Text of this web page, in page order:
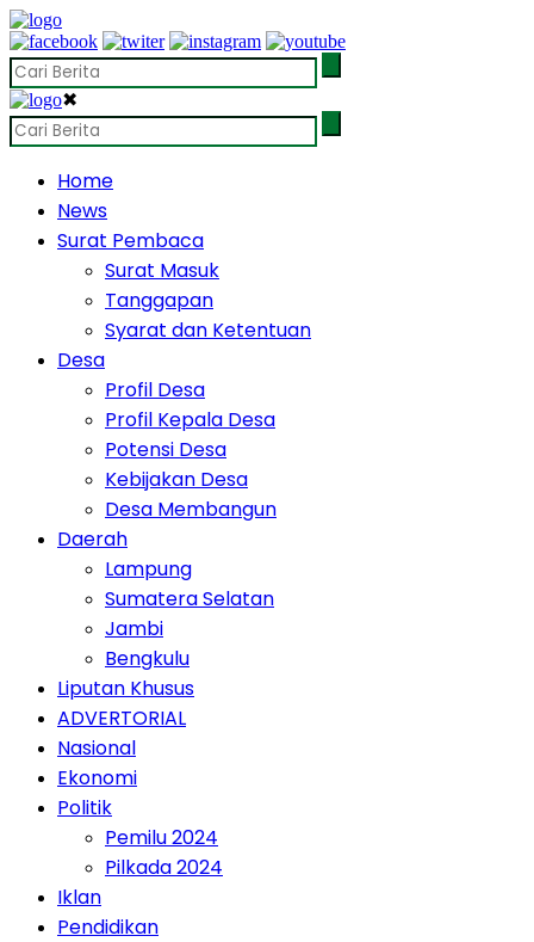
✖
Home
News
Surat Pembaca
Surat Masuk
Tanggapan
Syarat dan Ketentuan
Desa
Profil Desa
Profil Kepala Desa
Potensi Desa
Kebijakan Desa
Desa Membangun
Daerah
Lampung
Sumatera Selatan
Jambi
Bengkulu
Liputan Khusus
ADVERTORIAL
Nasional
Ekonomi
Politik
Pemilu 2024
Pilkada 2024
Iklan
Pendidikan